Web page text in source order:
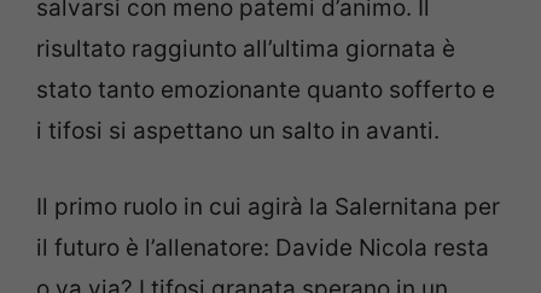
salvarsi con meno patemi d’animo. Il
risultato raggiunto all’ultima giornata è
stato tanto emozionante quanto sofferto e
i tifosi si aspettano un salto in avanti.
Il primo ruolo in cui agirà la Salernitana per
il futuro è l’allenatore: Davide Nicola resta